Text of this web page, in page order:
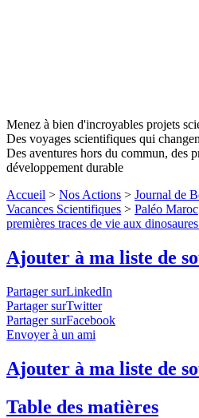
Menez à bien d'incroyables projets
Des voyages scientifiques qui
Des aventures hors du commun, des
développement durable
Accueil > Nos Actions > Journal de
Vacances Scientifiques > Paléo Maroc
premières traces de vie aux
Ajouter à ma liste de
Partager surLinkedIn
Partager surTwitter
Partager surFacebook
Envoyer à un ami
Ajouter à ma liste de
Table des matières